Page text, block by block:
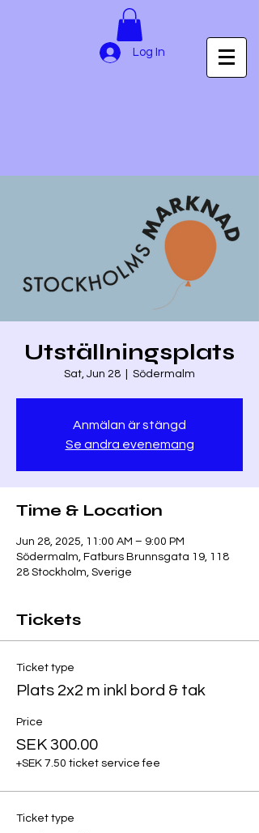
Log In
Utställningsplats
Sat, Jun 28 Södermalm
Anmälan är stängd
Se andra evenemang
Time & Location
Jun 28, 2025, 11:00 AM – 9:00 PM
Södermalm, Fatburs Brunnsgata 19, 118
28 Stockholm, Sverige
Tickets
Ticket type
Plats 2x2 m inkl bord & tak
Price
SEK 300.00
+SEK 7.50 ticket service fee
Ticket type